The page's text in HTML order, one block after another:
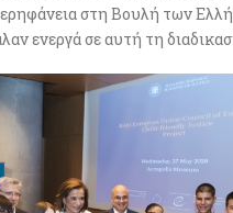
στη Βουλή των
ενεργά σε αυτή τη